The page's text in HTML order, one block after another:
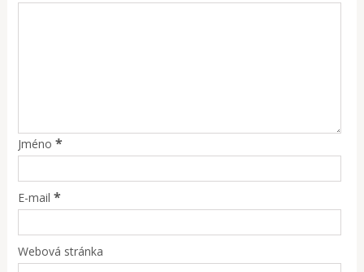
Jméno *
E-mail *
Webová stránka